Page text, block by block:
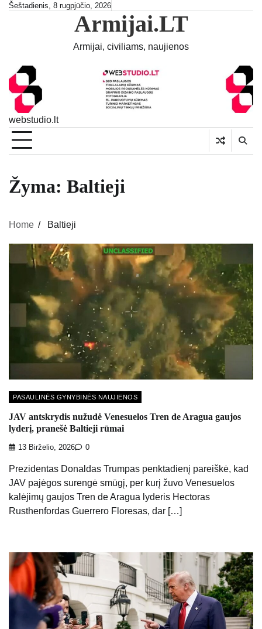
SkipŠeštadienis, 8 rugpjūčio, 2026
Armijai.LT
Armijai, civiliams, naujienos
webstudio.lt
Žyma: Baltieji
Home Baltieji
PASAULINĖS GYNYBINĖS NAUJIENOS
JAV antskrydis nužudė Venesuelos Tren de Aragua gaujos
lyderį, pranešė Baltieji rūmai
13 Birželio, 2026 0
Prezidentas Donaldas Trumpas penktadienį pareiškė, kad
JAV pajėgos surengė smūgį, per kurį žuvo Venesuelos
kalėjimų gaujos Tren de Aragua lyderis Hectoras
Rusthenfordas Guerrero Floresas, dar […]